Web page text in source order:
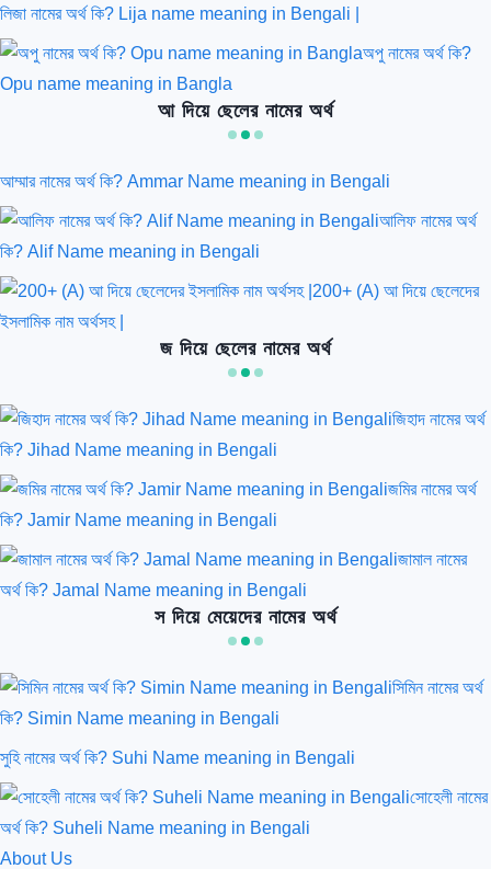
লিজা নামের অর্থ কি? Lija name meaning in Bengali |
অপু নামের অর্থ কি?
Opu name meaning in Bangla
আ দিয়ে ছেলের নামের অর্থ
আম্মার নামের অর্থ কি? Ammar Name meaning in Bengali
আলিফ নামের অর্থ
কি? Alif Name meaning in Bengali
200+ (A) আ দিয়ে ছেলেদের
ইসলামিক নাম অর্থসহ |
জ দিয়ে ছেলের নামের অর্থ
জিহাদ নামের অর্থ
কি? Jihad Name meaning in Bengali
জমির নামের অর্থ
কি? Jamir Name meaning in Bengali
জামাল নামের
অর্থ কি? Jamal Name meaning in Bengali
স দিয়ে মেয়েদের নামের অর্থ
সিমিন নামের অর্থ
কি? Simin Name meaning in Bengali
সুহি নামের অর্থ কি? Suhi Name meaning in Bengali
সোহেলী নামের
অর্থ কি? Suheli Name meaning in Bengali
About Us